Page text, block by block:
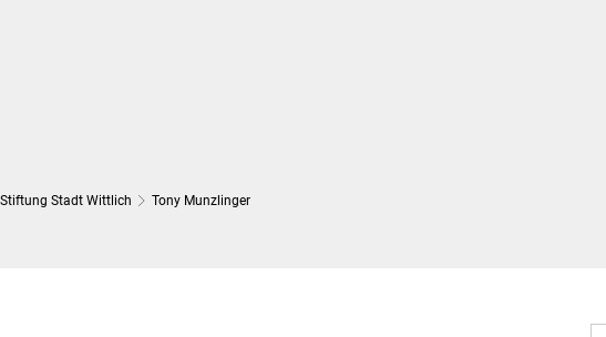
Stiftung Stadt Wittlich Tony Munzlinger